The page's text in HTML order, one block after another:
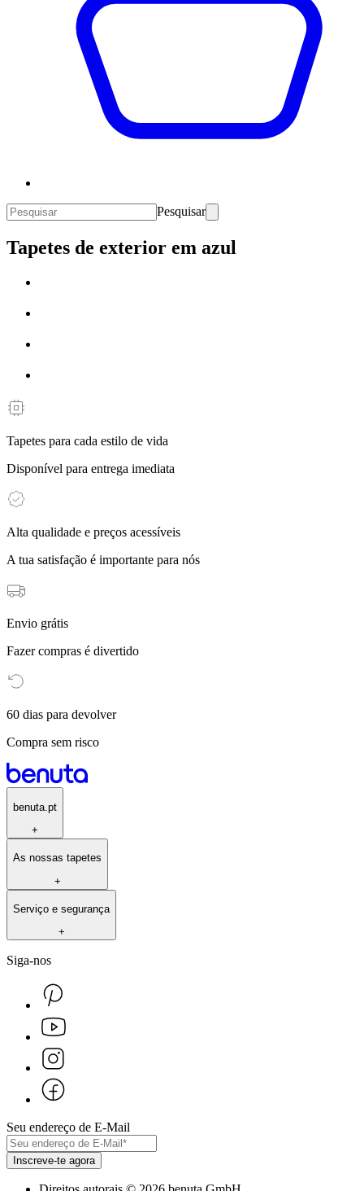
Pesquisar
Tapetes de exterior em azul
Tapetes para cada estilo de vida
Disponível para entrega imediata
Alta qualidade e preços acessíveis
A tua satisfação é importante para nós
Envio grátis
Fazer compras é divertido
60 dias para devolver
Compra sem risco
benuta.pt
+
As nossas tapetes
+
Serviço e segurança
+
Siga-nos
Seu endereço de E-Mail
Inscreve-te agora